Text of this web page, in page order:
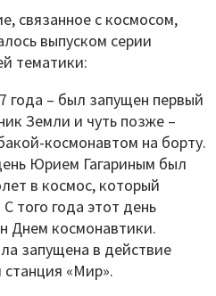
связанное с космосом,
выпуском серии
тематики:
года – был запущен первый
Земли и чуть позже –
космонавтом на борту.
Юрием Гагариным был
в космос, который
того года этот день
Днем космонавтики.
запущена в действие
станция «Мир».